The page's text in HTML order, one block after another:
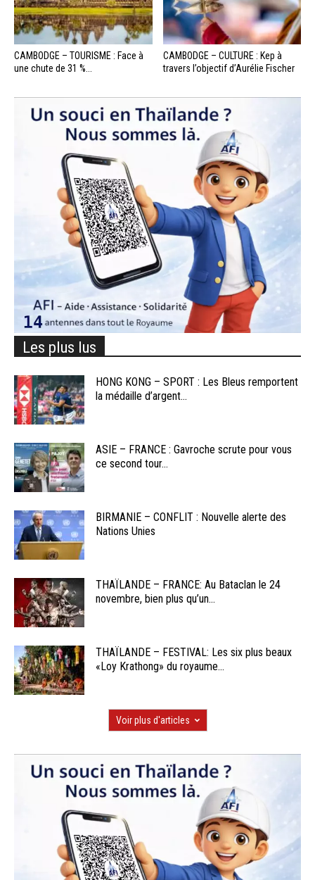
CAMBODGE – TOURISME : Face à
une chute de 31 %...
CAMBODGE – CULTURE : Kep à
travers l’objectif d’Aurélie Fischer
Les plus lus
HONG KONG – SPORT : Les Bleus remportent
la médaille d’argent...
ASIE – FRANCE : Gavroche scrute pour vous
ce second tour...
BIRMANIE – CONFLIT : Nouvelle alerte des
Nations Unies
THAÏLANDE – FRANCE: Au Bataclan le 24
novembre, bien plus qu’un...
THAÏLANDE – FESTIVAL: Les six plus beaux
«Loy Krathong» du royaume...
Voir plus d'articles